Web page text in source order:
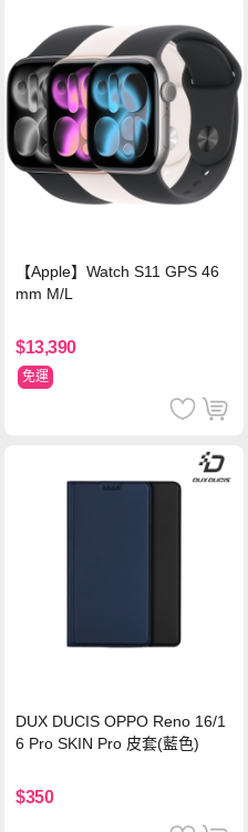
【Apple】Watch S11 GPS 46
mm M/L
$13,390
免運
DUX DUCIS OPPO Reno 16/1
6 Pro SKIN Pro 皮套(藍色)
$350